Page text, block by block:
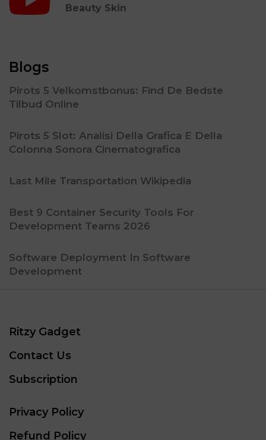
Beauty Skin
Blogs
Pirots 5 Velkomstbonus: Find De Bedste
Tilbud Online
Pirots 5 Slot: Analisi Della Grafica E Della
Colonna Sonora Cinematografica
Last Mile Transportation Wikipedia
Best 9 Container Security Tools For
Development Teams 2026
Software Deployment In Software
Development
Ritzy Gadget
Contact Us
Subscription
Privacy Policy
Refund Policy